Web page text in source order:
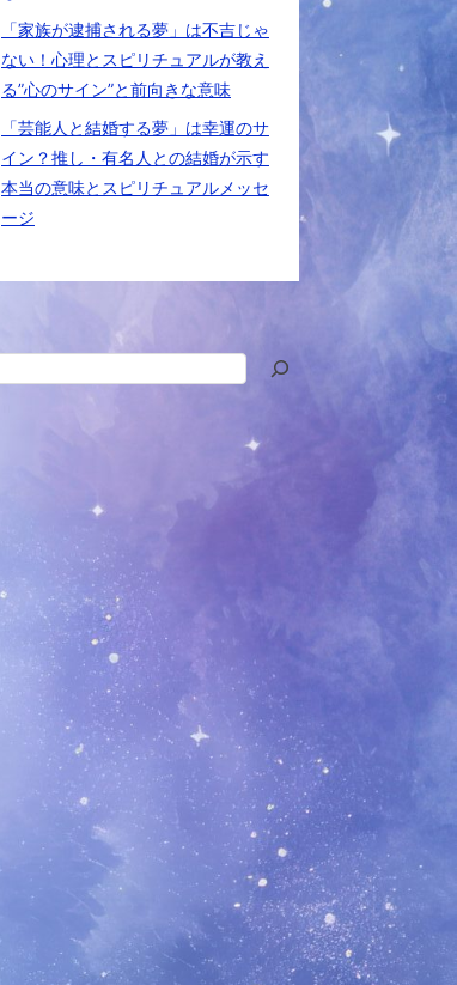
「家族が逮捕される夢」は不吉じゃ
ない！心理とスピリチュアルが教え
る”心のサイン”と前向きな意味
「芸能人と結婚する夢」は幸運のサ
イン？推し・有名人との結婚が示す
本当の意味とスピリチュアルメッセ
ージ